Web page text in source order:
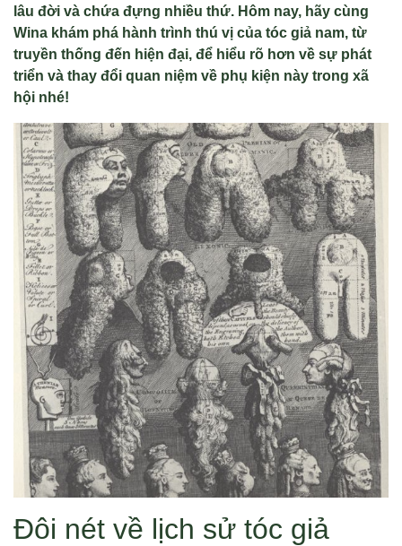
lâu đời và chứa đựng nhiều thứ. Hôm nay, hãy cùng
Wina khám phá hành trình thú vị của tóc giả nam, từ
truyền thống đến hiện đại, để hiểu rõ hơn về sự phát
triển và thay đổi quan niệm về phụ kiện này trong xã
hội nhé!
Đôi nét về lịch sử tóc giả